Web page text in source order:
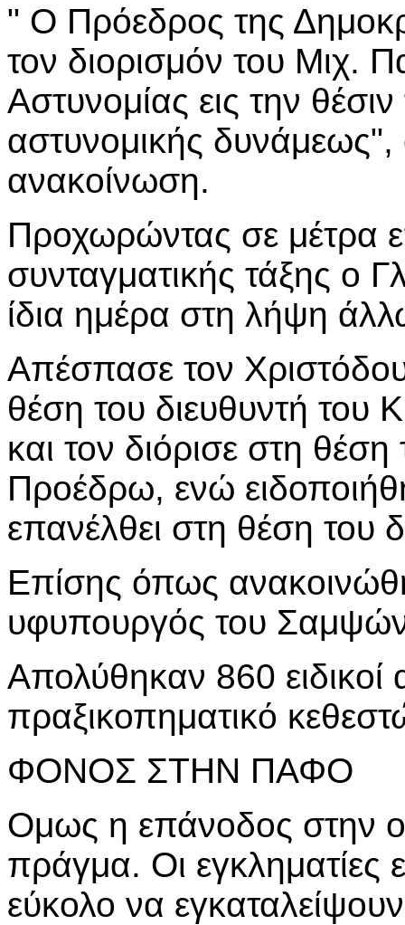
" Ο Πρόεδρος της
τον διορισμόν του Μιχ.
Αστυνομίας εις την
αστυνομικής δυνάμεως",
ανακοίνωση.
Προχωρώντας σε μέτρα
συνταγματικής τάξης ο
ίδια ημέρα στη λήψη
Απέσπασε τον
θέση του διευθυντή του
και τον διόρισε στη
Προέδρω, ενώ
επανέλθει στη θέση του
Επίσης όπως
υφυπουργός του
Απολύθηκαν 860 ειδικοί
πραξικοπηματικό
ΦΟΝΟΣ ΣΤΗΝ ΠΑΦΟ
Ομως η επάνοδος στην
πράγμα. Οι εγκληματίες
εύκολο να